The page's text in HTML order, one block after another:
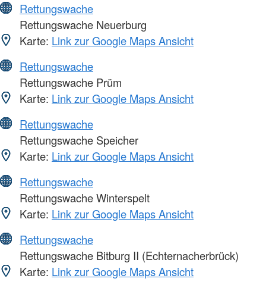
Rettungswache
Rettungswache Neuerburg
Karte: Link zur Google Maps Ansicht
Rettungswache
Rettungswache Prüm
Karte: Link zur Google Maps Ansicht
Rettungswache
Rettungswache Speicher
Karte: Link zur Google Maps Ansicht
Rettungswache
Rettungswache Winterspelt
Karte: Link zur Google Maps Ansicht
Rettungswache
Rettungswache Bitburg II (Echternacherbrück)
Karte: Link zur Google Maps Ansicht